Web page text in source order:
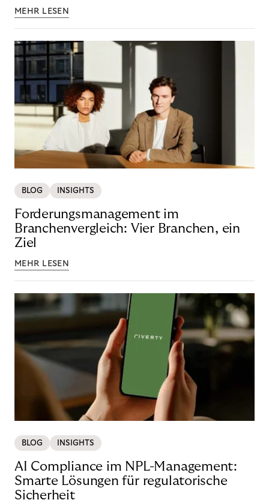
MEHR LESEN
BLOG INSIGHTS
Forderungsmanagement im
Branchenvergleich: Vier Branchen, ein
Ziel
MEHR LESEN
BLOG INSIGHTS
AI Compliance im NPL-Management:
Smarte Lösungen für regulatorische
Sicherheit